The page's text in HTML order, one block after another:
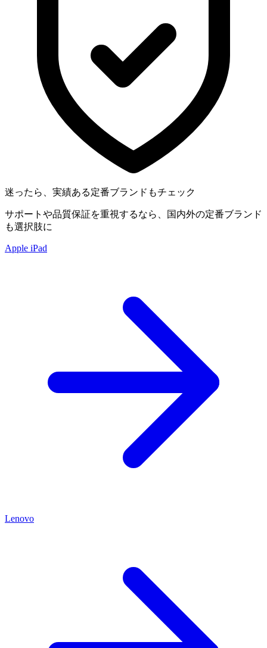
迷ったら、実績ある定番ブランドもチェック
サポートや品質保証を重視するなら、国内外の定番ブランド
も選択肢に
Apple iPad
Lenovo